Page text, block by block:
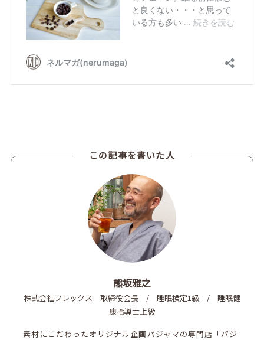
この記事を書いた人
熊坂雅之
株式会社フレックス 取締役会長 / 睡眠検定1級 / 睡眠健
康指導士上級
素材にこだわったオリジナル企画パジャマの専門店「パジ